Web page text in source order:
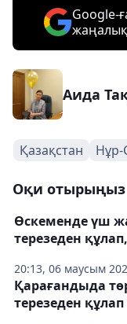
Google-
Аида
Қазақстан Нұр-
Оқи отырыңыз
20:13, 06 маусым
Өскеменде үш
терезеден
Қарағандыда
терезеден құлап